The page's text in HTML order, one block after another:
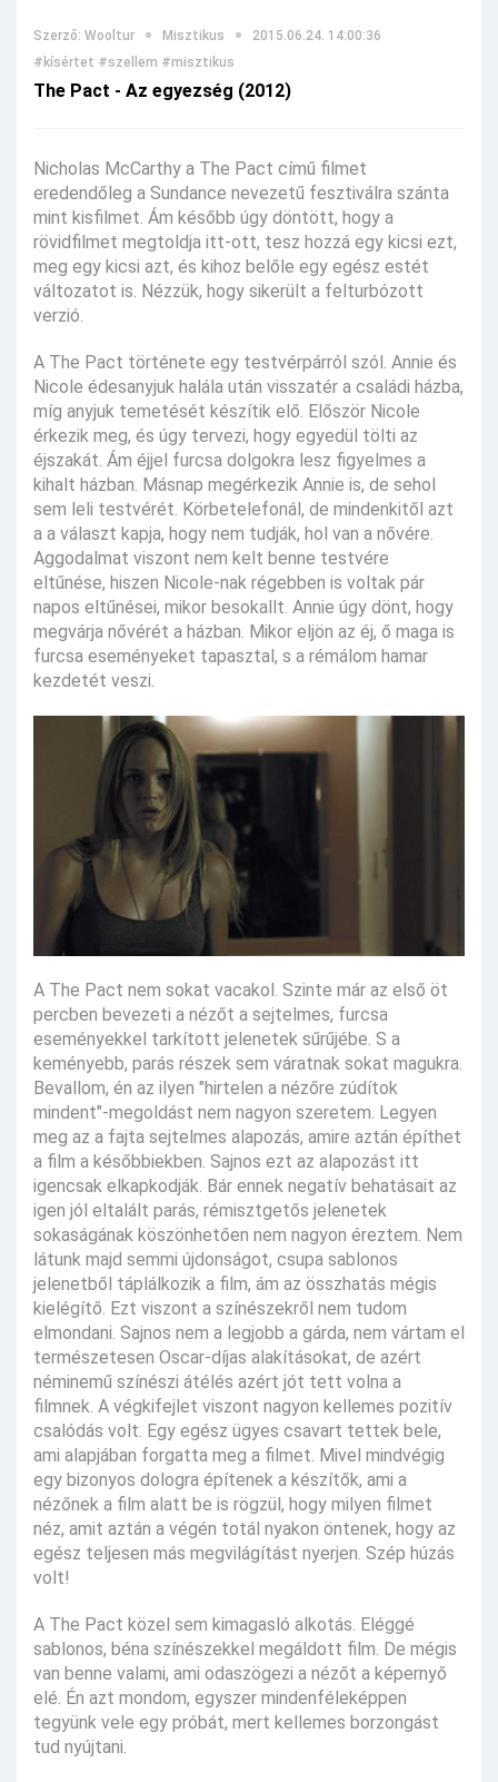
Szerző: Wooltur Misztikus
2015.06.24. 14:00:36
#kísértet #szellem #misztikus
The Pact - Az egyezség (2012)
Nicholas McCarthy a The Pact című filmet
eredendőleg a Sundance nevezetű fesztiválra szánta
mint kisfilmet. Ám később úgy döntött, hogy a
rövidfilmet megtoldja itt-ott, tesz hozzá egy kicsi ezt,
meg egy kicsi azt, és kihoz belőle egy egész estét
változatot is. Nézzük, hogy sikerült a felturbózott
verzió.
A The Pact története egy testvérpárról szól. Annie és
Nicole édesanyjuk halála után visszatér a családi házba,
míg anyjuk temetését készítik elő. Először Nicole
érkezik meg, és úgy tervezi, hogy egyedül tölti az
éjszakát. Ám éjjel furcsa dolgokra lesz figyelmes a
kihalt házban. Másnap megérkezik Annie is, de sehol
sem leli testvérét. Körbetelefonál, de mindenkitől azt
a a választ kapja, hogy nem tudják, hol van a nővére.
Aggodalmat viszont nem kelt benne testvére
eltűnése, hiszen Nicole-nak régebben is voltak pár
napos eltűnései, mikor besokallt. Annie úgy dönt, hogy
megvárja nővérét a házban. Mikor eljön az éj, ő maga is
furcsa eseményeket tapasztal, s a rémálom hamar
kezdetét veszi.
A The Pact nem sokat vacakol. Szinte már az első öt
percben bevezeti a nézőt a sejtelmes, furcsa
eseményekkel tarkított jelenetek sűrűjébe. S a
keményebb, parás részek sem váratnak sokat magukra.
Bevallom, én az ilyen "hirtelen a nézőre zúdítok
mindent"-megoldást nem nagyon szeretem. Legyen
meg az a fajta sejtelmes alapozás, amire aztán építhet
a film a későbbiekben. Sajnos ezt az alapozást itt
igencsak elkapkodják. Bár ennek negatív behatásait az
igen jól eltalált parás, rémisztgetős jelenetek
sokaságának köszönhetően nem nagyon éreztem. Nem
látunk majd semmi újdonságot, csupa sablonos
jelenetből táplálkozik a film, ám az összhatás mégis
kielégítő. Ezt viszont a színészekről nem tudom
elmondani. Sajnos nem a legjobb a gárda, nem vártam el
természetesen Oscar-díjas alakításokat, de azért
néminemű színészi átélés azért jót tett volna a
filmnek. A végkifejlet viszont nagyon kellemes pozitív
csalódás volt. Egy egész ügyes csavart tettek bele,
ami alapjában forgatta meg a filmet. Mivel mindvégig
egy bizonyos dologra építenek a készítők, ami a
nézőnek a film alatt be is rögzül, hogy milyen filmet
néz, amit aztán a végén totál nyakon öntenek, hogy az
egész teljesen más megvilágítást nyerjen. Szép húzás
volt!
A The Pact közel sem kimagasló alkotás. Eléggé
sablonos, béna színészekkel megáldott film. De mégis
van benne valami, ami odaszögezi a nézőt a képernyő
elé. Én azt mondom, egyszer mindenféleképpen
tegyünk vele egy próbát, mert kellemes borzongást
tud nyújtani.